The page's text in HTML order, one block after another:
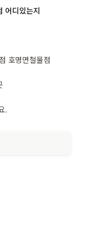
어디있는지
호명면철물점
.